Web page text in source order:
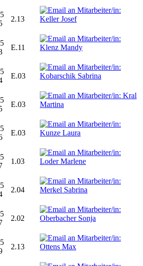
2.13
E.11
E.03
E.03
E.03
1.03
2.04
2.02
2.13